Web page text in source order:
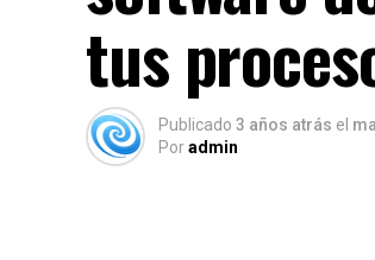
tus
Publicado 3 años atrás el
Poradmin